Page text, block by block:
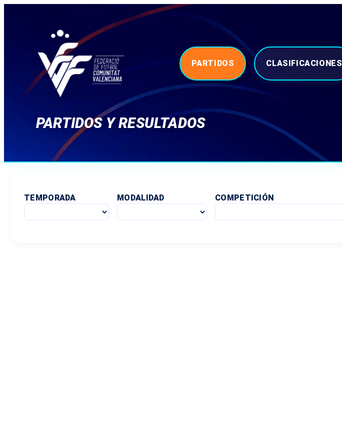
PARTIDOS CLASIFICACIONES
PARTIDOS Y RESULTADOS
TEMPORADA MODALIDAD COMPETICIÓN